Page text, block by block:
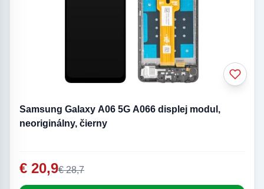
Samsung Galaxy A06 5G A066 displej modul,
neoriginálny, čierny
€ 20,9€ 28,7